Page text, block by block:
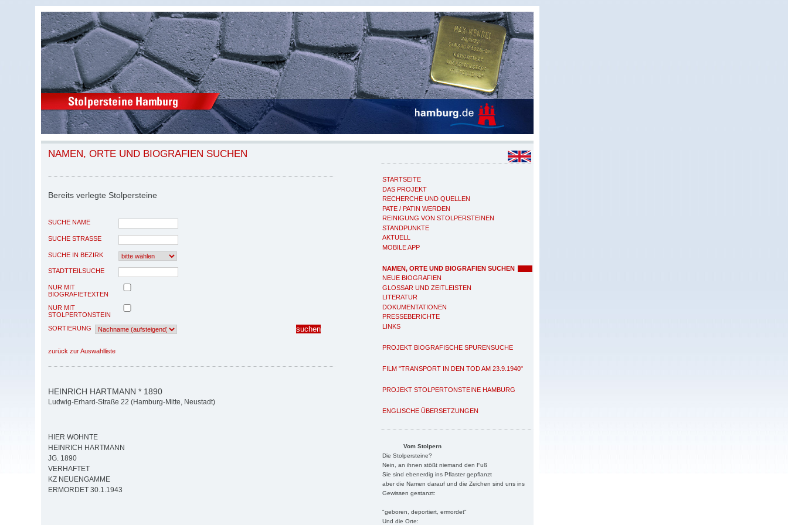
STARTSEITE
DAS PROJEKT
RECHERCHE UND QUELLEN
PATE / PATIN WERDEN
REINIGUNG VON STOLPERSTEINEN
STANDPUNKTE
AKTUELL
MOBILE APP
NAMEN, ORTE UND BIOGRAFIEN SUCHEN
NEUE BIOGRAFIEN
GLOSSAR UND ZEITLEISTEN
LITERATUR
DOKUMENTATIONEN
PRESSEBERICHTE
LINKS
PROJEKT BIOGRAFISCHE SPURENSUCHE
FILM "TRANSPORT IN DEN TOD AM 23.9.1940"
PROJEKT STOLPERTONSTEINE HAMBURG
ENGLISCHE ÜBERSETZUNGEN
Vom Stolpern
Die Stolpersteine?
Nein, an ihnen stößt niemand den Fuß
Sie sind ebenerdig ins Pflaster gepflanzt
aber die Namen darauf und die Zeichen sind uns ins
Gewissen gestanzt:
"geboren, deportiert, ermordet"
Und die Orte:
NAMEN, ORTE UND BIOGRAFIEN SUCHEN
Bereits verlegte Stolpersteine
SUCHE NAME
SUCHE STRASSE
SUCHE IN BEZIRK
STADTTEILSUCHE
NUR MIT
BIOGRAFIETEXTEN
NUR MIT
STOLPERTONSTEIN
SORTIERUNG
zurück zur Auswahlliste
HEINRICH HARTMANN * 1890
Ludwig-Erhard-Straße 22 (Hamburg-Mitte, Neustadt)
HIER WOHNTE
HEINRICH HARTMANN
JG. 1890
VERHAFTET
KZ NEUENGAMME
ERMORDET 30.1.1943